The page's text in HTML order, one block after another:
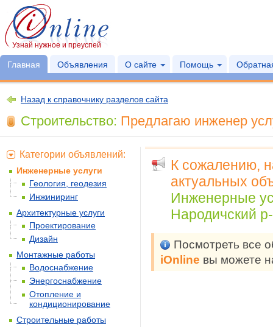
Узнай нужное и преуспей
Главная Объявления О сайте Помощь
Назад к справочнику разделов сайта
Строительство: Предлагаю инженер
К сожалению,
актуальных
Инженерные
Народичский
Посмотреть все
iOnline вы можете
Категории объявлений:
Инженерные услуги
Геология, геодезия
Инжиниринг
Архитектурные услуги
Проектирование
Дизайн
Монтажные работы
Водоснабжение
Энергоснабжение
Отопление и
кондиционирование
Строительные работы